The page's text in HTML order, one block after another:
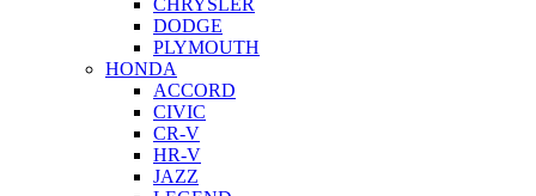
CHRYSLER
DODGE
PLYMOUTH
HONDA
ACCORD
CIVIC
CR-V
HR-V
JAZZ